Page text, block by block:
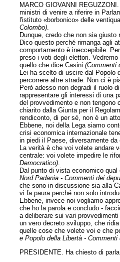
MARCO GIOVANNI
ministri di venire a riferire in
l'istituto «borbonico» delle
Colombo)
Dunque, credo che non sia
Dico questo perché rimanga agli
comportamento è ineccepibile.
preso i voti degli elettori.
quello che dice Casini(Commenti
Lei ha scelto di uscire dal Popolo
percorrere altre strade. Non ci è
Però adesso non degradi il ruolo
rappresentare gli interessi di una
del provvedimento e non
chiarito dalla Giunta per il
rendiconto, di per sé, non è un
Ebbene, noi della Lega siamo
crisi economica internazionale
in piedi il Paese, diversamente
La verità è che voi volete andare
centrale: voi volete impedire le
Democratico)
Dal punto di vista economico
Nord Padania - Commenti dei
che sono in discussione sia alla
vi fa paura perché non solo
Ebbene, invece noi vogliamo
che ho la parola e concludo -
a deliberare sui vari
un vero decreto sviluppo, che
quelle cose che volete voi e che
e Popolo della Libertà -
PRESIDENTE. Ha chiesto di